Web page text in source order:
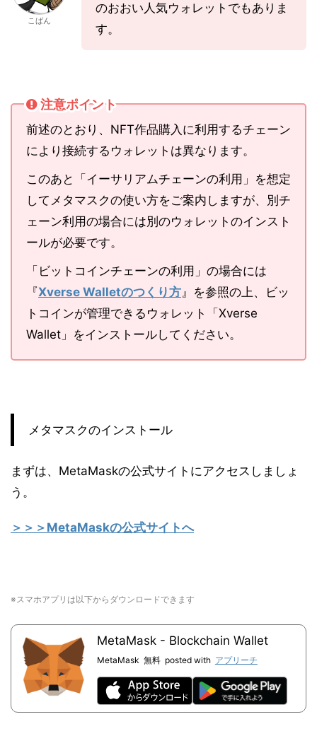
こばん
のおおい人気ウォレットでもありま
す。
注意ポイント
前述のとおり、NFT作品購入に利用するチェーン
により接続するウォレットは異なります。
このあと「イーサリアムチェーンの利用」を想定
してメタマスクの使い方をご案内しますが、別チ
ェーン利用の場合には別のウォレットのインスト
ールが必要です。
「ビットコインチェーンの利用」の場合には
『Xverse Walletのつくり方』を参照の上、ビッ
トコインが管理できるウォレット「Xverse
Wallet」をインストールしてください。
メタマスクのインストール
まずは、MetaMaskの公式サイトにアクセスしましょ
う。
＞＞＞MetaMaskの公式サイトへ
※スマホアプリは以下からダウンロードできます
MetaMask - Blockchain Wallet
MetaMask 無料 posted with アプリーチ